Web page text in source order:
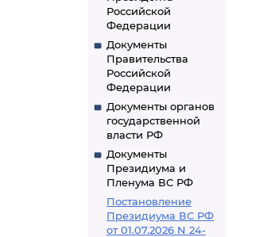
Российской
Федерации
Документы
Правительства
Российской
Федерации
Документы органов
государственной
власти РФ
Документы
Президиума и
Пленума ВС РФ
Постановление
Президиума ВС РФ
от 01.07.2026 N 24-